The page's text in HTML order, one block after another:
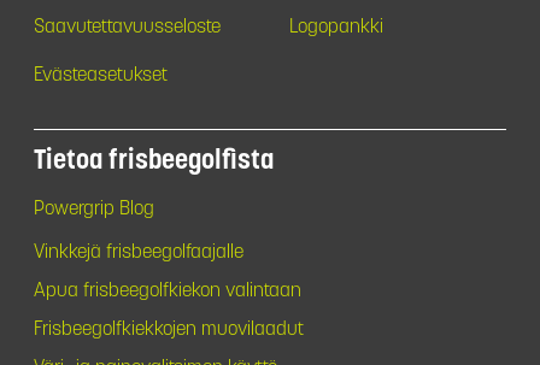
Saavutettavuusseloste Logopankki
Evästeasetukset
Tietoa frisbeegolfista
Powergrip Blog
Vinkkejä frisbeegolfaajalle
Apua frisbeegolfkiekon valintaan
Frisbeegolfkiekkojen muovilaadut